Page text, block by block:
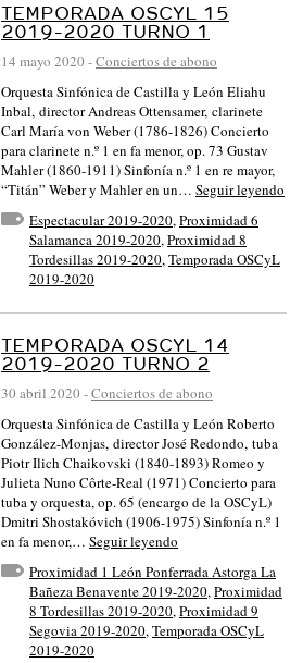
TEMPORADA OSCYL 15
2019-2020 TURNO 1
14 mayo 2020 -Conciertos de abono
Orquesta Sinfónica de Castilla y León Eliahu
Inbal, director Andreas Ottensamer, clarinete
Carl María von Weber (1786-1826) Concierto
para clarinete n.º 1 en fa menor, op. 73 Gustav
Mahler (1860-1911) Sinfonía n.º 1 en re mayor,
“Titán” Weber y Mahler en un… Seguir leyendo
Espectacular 2019-2020,Proximidad 6
Salamanca 2019-2020,Proximidad 8
Tordesillas 2019-2020,Temporada OSCyL
2019-2020
TEMPORADA OSCYL 14
2019-2020 TURNO 2
30 abril 2020 -Conciertos de abono
Orquesta Sinfónica de Castilla y León Roberto
González-Monjas, director José Redondo, tuba
Piotr Ilich Chaikovski (1840-1893) Romeo y
Julieta Nuno Côrte-Real (1971) Concierto para
tuba y orquesta, op. 65 (encargo de la OSCyL)
Dmitri Shostakóvich (1906-1975) Sinfonía n.º 1
en fa menor,… Seguir leyendo
Proximidad 1 León Ponferrada Astorga La
Bañeza Benavente 2019-2020,Proximidad
8 Tordesillas 2019-2020,Proximidad 9
Segovia 2019-2020,Temporada OSCyL
2019-2020